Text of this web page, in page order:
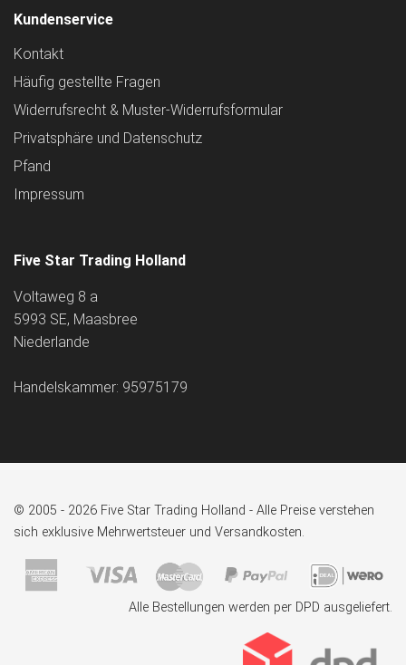
Kundenservice
Kontakt
Häufig gestellte Fragen
Widerrufsrecht & Muster-Widerrufsformular
Privatsphäre und Datenschutz
Pfand
Impressum
Five Star Trading Holland
Voltaweg 8 a
5993 SE, Maasbree
Niederlande
Handelskammer: 95975179
© 2005 - 2026 Five Star Trading Holland - Alle Preise verstehen
sich exklusive Mehrwertsteuer und Versandkosten.
Alle Bestellungen werden per DPD ausgeliefert.